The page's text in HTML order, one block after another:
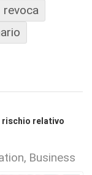
revoca
relativo
Business